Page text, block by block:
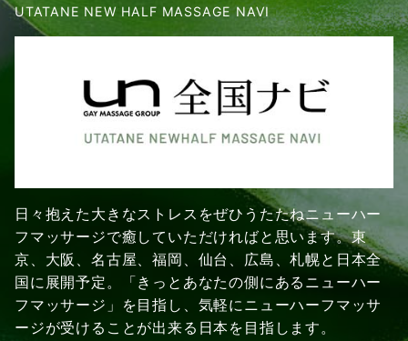
UTATANE NEW HALF MASSAGE NAVI
日々抱えた大きなストレスをぜひうたたねニューハー
フマッサージで癒していただければと思います。東
京、大阪、名古屋、福岡、仙台、広島、札幌と日本全
国に展開予定。「きっとあなたの側にあるニューハー
フマッサージ」を目指し、気軽にニューハーフマッサ
ージが受けることが出来る日本を目指します。